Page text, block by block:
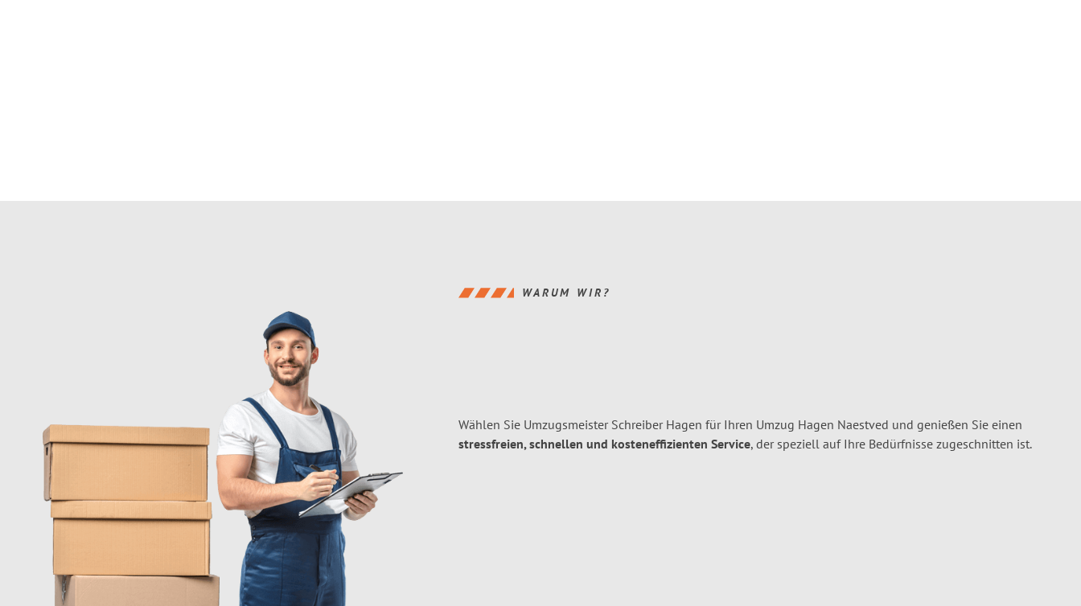
WARUM WIR?
Wählen Sie Umzugsmeister Schreiber Hagen für Ihren Umzug Hagen Naestved und genießen Sie einen
stressfreien, schnellen und kosteneffizienten Service, der speziell auf Ihre Bedürfnisse zugeschnitten ist.